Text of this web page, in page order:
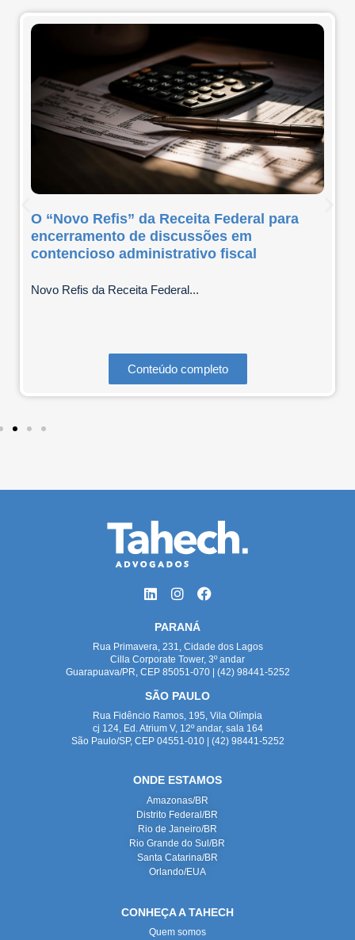
O “Novo Refis” da Receita Federal para
encerramento de discussões em
contencioso administrativo fiscal
Novo Refis da Receita Federal...
Conteúdo completo
PARANÁ
Rua Primavera, 231, Cidade dos Lagos
Cilla Corporate Tower, 3º andar
Guarapuava/PR, CEP 85051-070 | (42) 98441-5252
SÃO PAULO
Rua Fidêncio Ramos, 195, Vila Olímpia
cj 124, Ed. Atrium V, 12º andar, sala 164
São Paulo/SP, CEP 04551-010 | (42) 98441-5252
ONDE ESTAMOS
Amazonas/BR
Distrito Federal/BR
Rio de Janeiro/BR
Rio Grande do Sul/BR
Santa Catarina/BR
Orlando/EUA
CONHEÇA A TAHECH
Quem somos